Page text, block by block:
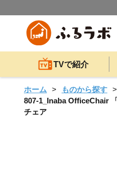
TVで紹介
ホーム ものから探す
807-1_Inaba OfficeChair
チェア